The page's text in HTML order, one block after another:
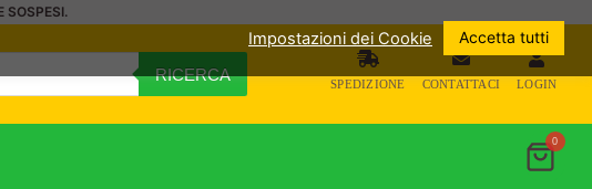
SOSPESI.
RICERCA SPEDIZIONE CONTATTACI LOGIN
0
Impostazioni dei Cookie Accetta tutti